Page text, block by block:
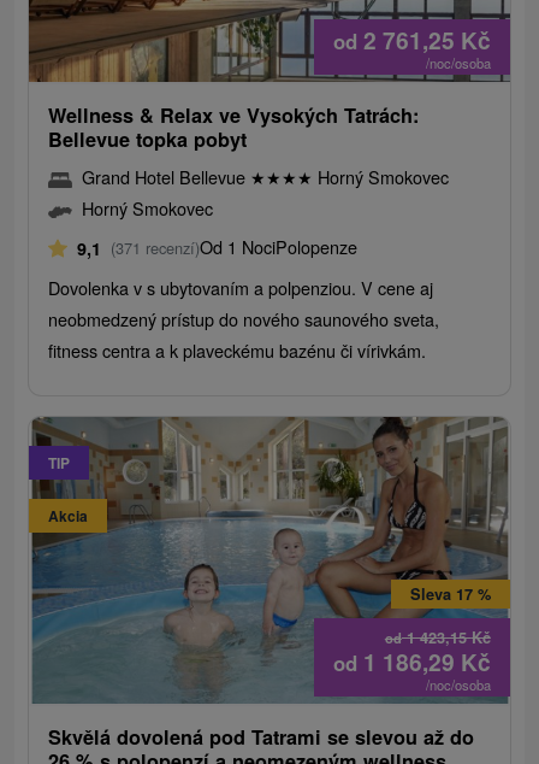
od 2 761,25 Kč
/noc/osoba
Wellness & Relax ve Vysokých Tatrách:
Bellevue topka pobyt
Grand Hotel Bellevue ★★★★ Horný Smokovec
Horný Smokovec
9,1 (371 recenzí)Od 1 NociPolopenze
Dovolenka v s ubytovaním a polpenziou. V cene aj
neobmedzený prístup do nového saunového sveta,
fitness centra a k plaveckému bazénu či vírivkám.
TIP
Akcia
od1 423,15Kč
Sleva 17 %
od 1 186,29 Kč
/noc/osoba
Skvělá dovolená pod Tatrami se slevou až do